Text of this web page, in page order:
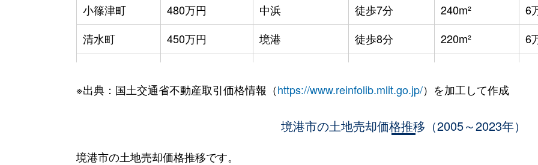
小篠津町
480万円 中浜 徒歩7分 240m² 6
清水町
450万円 境港 徒歩8分 220m² 6
外江町
400万円 境港 徒歩45分 320m²
徒歩24分 240m²
中野町
490万円
※出典：国土交通省不動産取引価格情報（https://www.reinfolib.mlit.go.jp/）を加工して作成
境港市の土地売却価格推移（2005～2023年）
境港市の土地売却価格推移です。